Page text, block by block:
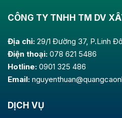
CÔNG TY TNHH TM DV
Địa chỉ: 29/1 Đường 37, P.Linh
Điện thoại: 078 621 5486
Hotline: 0901 325 486
Email:
DỊCH VỤ